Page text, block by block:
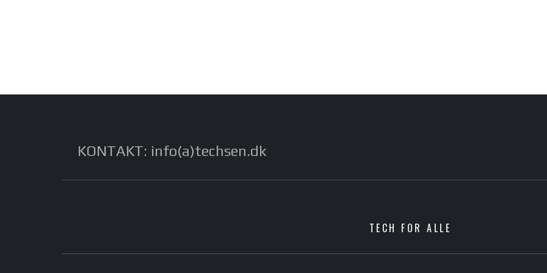
KONTAKT: info(a)techsen.dk
TECH FOR ALLE